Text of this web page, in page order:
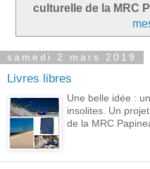
culturelle de la MRC
samedi 2 mars 2019
Livres libres
Une belle idée :
insolites. Un
de la MRC